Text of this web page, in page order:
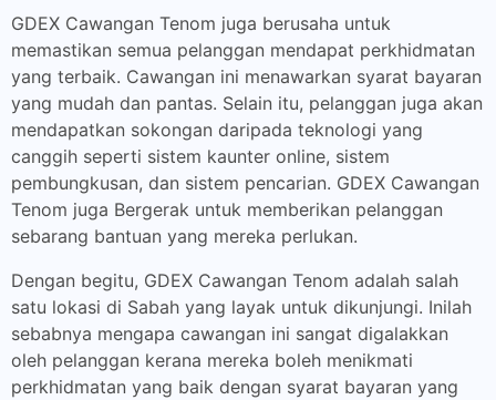
GDEX Cawangan Tenom juga berusaha untuk
memastikan semua pelanggan mendapat perkhidmatan
yang terbaik. Cawangan ini menawarkan syarat bayaran
yang mudah dan pantas. Selain itu, pelanggan juga akan
mendapatkan sokongan daripada teknologi yang
canggih seperti sistem kaunter online, sistem
pembungkusan, dan sistem pencarian. GDEX Cawangan
Tenom juga Bergerak untuk memberikan pelanggan
sebarang bantuan yang mereka perlukan.
Dengan begitu, GDEX Cawangan Tenom adalah salah
satu lokasi di Sabah yang layak untuk dikunjungi. Inilah
sebabnya mengapa cawangan ini sangat digalakkan
oleh pelanggan kerana mereka boleh menikmati
perkhidmatan yang baik dengan syarat bayaran yang